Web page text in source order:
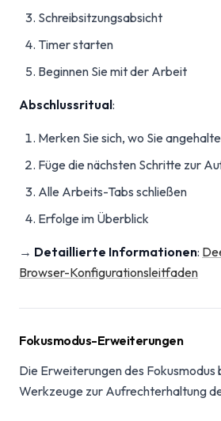
Schreibsitzungsabsicht
Timer starten
Beginnen Sie mit der Arbeit
Abschlussritual:
Merken Sie sich, wo Sie
Füge die nächsten Schritte zur
Alle Arbeits-Tabs schließen
Erfolge im Überblick
→ Detaillierte Informationen:
Browser-Konfigurationsleitfaden
Fokusmodus-Erweiterungen
Die Erweiterungen des
Werkzeuge zur Aufrechterhaltung